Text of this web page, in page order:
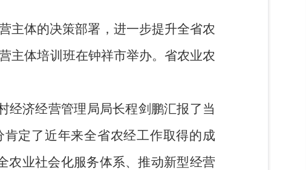
体的决策部署，进一步提升全省农
主体培训班在钟祥市举办。省农业农
经济经营管理局局长程剑鹏汇报了当
定了近年来全省农经工作取得的成
农业社会化服务体系、推动新型经营